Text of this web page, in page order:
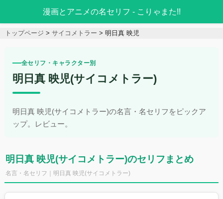
漫画とアニメの名セリフ - こりゃまた!!
トップページ サイコメトラー 明日真 映児
全セリフ・キャラクター別
明日真 映児(サイコメトラー)
明日真 映児(サイコメトラー)の名言・名セリフをピックア
ップ。レビュー。
明日真 映児(サイコメトラー)のセリフまとめ
名言・名セリフ｜明日真 映児(サイコメトラー)